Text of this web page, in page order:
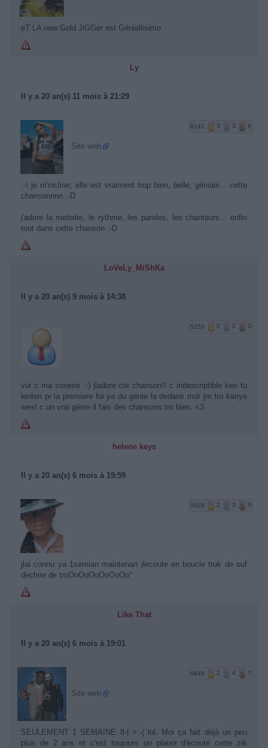
eT LA new Gold JiGGer est Géniallisimo
Ly
Il y a 20 an(s) 11 mois à 21:29
8141 3 3 6
Site web
:-\ je m'incline, elle est vraiment trop bien, belle, géniale... cette
chansonnnn :-D
j'adore la melodie, le rythme, les paroles, les chanteurs... enfin
tout dans cette chanson :-D
LoVeLy_MiShKa
Il y a 20 an(s) 9 mois à 14:38
5253 2 2 3
vui c ma sonerie :-) jladore cte chanson!! c indescriptible ken tu
lenten pr la premiere foi ya du génie la dedans mdr jm tro kanye
west c un vrai génie il fais des chansons tro bien. <3
helene keys
Il y a 20 an(s) 6 mois à 19:59
5928 2 3 5
jlai connu ya 1semian maintenan jlecoute en boucle truk de ouf
dechire de troOoOoOoOoOoOo°
Like That
Il y a 20 an(s) 6 mois à 19:01
6849 2 4 7
Site web
SEULEMENT 1 SEMAINE 8-| >:-( lol. Moi ça fait déjà un peu
plus de 2 ans et c'est toujours un plaisir d'écouté cette zik